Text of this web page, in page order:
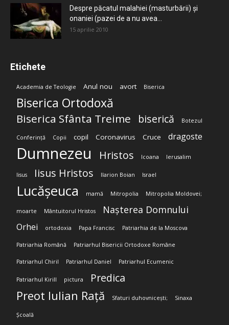
Despre păcatul malahiei (masturbării) şi
onaniei (pazei de a nu avea...
15 aprilie 2010
Etichete
Academia de Teologie Anul nou avort Biserica
Biserica Ortodoxă
Biserica Sfânta Treime biserică Botezul
Conferință Copii copil Coronavirus Cruce dragoste
Dumnezeu Hristos Icoana Ierusalim
Iisus Iisus Hristos Ilarion Boian Israel
Lucășeuca mamă Mitropolia Mitropolia Moldovei;
moarte Mântuitorul Hristos Nașterea Domnului
Orhei ortodoxia Papa Francisc Patriarhia de la Moscova
Patriarhia Română Patriarhul Bisericii Ortodoxe Române
Patriarhul Chiril Patriarhul Daniel Patriarhul Ecumenic
Patriarhul Kirill pictura Predica
Preot Iulian Rață Sfaturi duhovnicești; Sinaxa
Școală